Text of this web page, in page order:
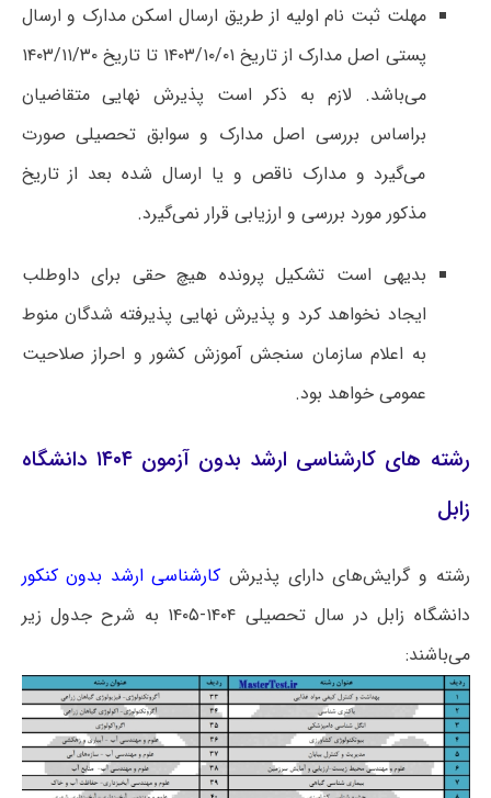
مهلت ثبت نام اولیه از طریق ارسال اسکن مدارک و ارسال
پستی اصل مدارک از تاریخ ۱۴۰۳/۱۰/۰۱ تا تاریخ ۱۴۰۳/۱۱/۳۰
می‌باشد. لازم به ذکر است پذیرش نهایی متقاضیان
براساس بررسی اصل مدارک و سوابق تحصیلی صورت
می‌گیرد و مدارک ناقص و یا ارسال شده بعد از تاریخ
مذکور مورد بررسی و ارزیابی قرار نمی‌گیرد.
بدیهی است تشکیل پرونده هیچ حقی برای داوطلب
ایجاد نخواهد کرد و پذیرش نهایی پذیرفته شدگان منوط
به اعلام سازمان سنجش آموزش کشور و احراز صلاحیت
عمومی خواهد بود.
رشته های کارشناسی ارشد بدون آزمون ۱۴۰۴ دانشگاه
زابل
رشته و گرایش‌های دارای پذیرش کارشناسی ارشد بدون کنکور
دانشگاه زابل در سال تحصیلی ۱۴۰۴-۱۴۰۵ به شرح جدول زیر
می‌باشند: